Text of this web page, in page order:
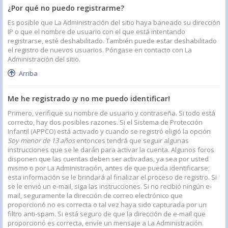
¿Por qué no puedo registrarme?
Es posible que La Administración del sitio haya baneado su dirección
IP o que el nombre de usuario con el que está intentando
registrarse, esté deshabilitado. También puede estar deshabilitado
el registro de nuevos usuarios. Póngase en contacto con La
Administración del sitio.
Arriba
Me he registrado ¡y no me puedo identificar!
Primero, verifique su nombre de usuario y contraseña. Si todo está
correcto, hay dos posibles razones. Si el Sistema de Protección
Infantil (APPCO) está activado y cuando se registró eligió la opción
Soy menor de 13 añosentonces tendrá que seguir algunas
instrucciones que se le darán para activar la cuenta. Algunos foros
disponen que las cuentas deben ser activadas, ya sea por usted
mismo o por La Administración, antes de que pueda identificarse;
esta información se le brindará al finalizar el proceso de registro. Si
se le envió un e-mail, siga las instrucciones. Si no recibió ningún e-
mail, seguramente la dirección de correo electrónico que
proporcionó no es correcta o tal vez haya sido capturada por un
filtro anti-spam. Si está seguro de que la dirección de e-mail que
proporcionó es correcta, envíe un mensaje a La Administración.